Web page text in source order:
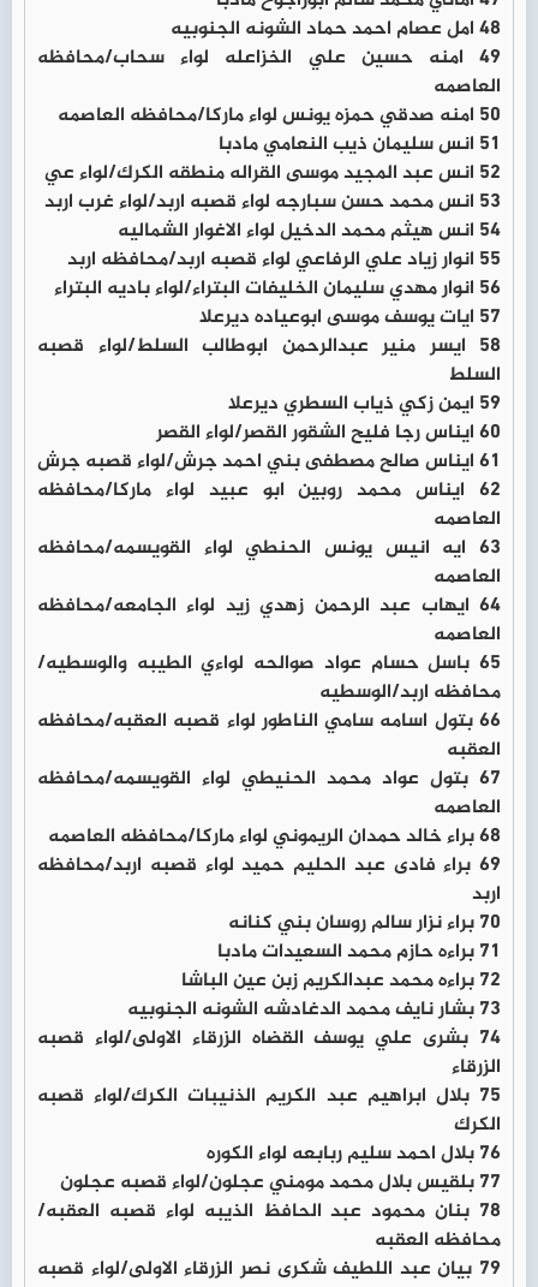
48 امل عصام احمد حماد الشونه الجنوبيه
49 امنه حسين علي الخزاعله لواء سحاب/محافظه
العاصمه
50 امنه صدقي حمزه يونس لواء ماركا/محافظه العاصمه
51 انس سليمان ذيب النعامي مادبا
52 انس عبد المجيد موسى القراله منطقه الكرك/لواء عي
53 انس محمد حسن سبارجه لواء قصبه اربد/لواء غرب اربد
54 انس هيثم محمد الدخيل لواء الاغوار الشماليه
55 انوار زياد علي الرفاعي لواء قصبه اربد/محافظه اربد
56 انوار مهدي سليمان الخليفات البتراء/لواء باديه البتراء
57 ايات يوسف موسى ابوعياده ديرعلا
58 ايسر منير عبدالرحمن ابوطالب السلط/لواء قصبه
السلط
59 ايمن زكي ذياب السطري ديرعلا
60 ايناس رجا فليح الشقور القصر/لواء القصر
61 ايناس صالح مصطفى بني احمد جرش/لواء قصبه جرش
62 ايناس محمد روبين ابو عبيد لواء ماركا/محافظه
العاصمه
63 ايه انيس يونس الحنطي لواء القويسمه/محافظه
العاصمه
64 ايهاب عبد الرحمن زهدي زيد لواء الجامعه/محافظه
العاصمه
65 باسل حسام عواد صوالحه لواءي الطيبه والوسطيه/
محافظه اربد/الوسطيه
66 بتول اسامه سامي الناطور لواء قصبه العقبه/محافظه
العقبه
67 بتول عواد محمد الحنيطي لواء القويسمه/محافظه
العاصمه
68 براء خالد حمدان الريموني لواء ماركا/محافظه العاصمه
69 براء فادى عبد الحليم حميد لواء قصبه اربد/محافظه
اربد
70 براء نزار سالم روسان بني كنانه
71 براءه حازم محمد السعيدات مادبا
72 براءه محمد عبدالكريم زبن عين الباشا
73 بشار نايف محمد الدغادشه الشونه الجنوبيه
74 بشرى علي يوسف القضاه الزرقاء الاولى/لواء قصبه
الزرقاء
75 بلال ابراهيم عبد الكريم الذنيبات الكرك/لواء قصبه
الكرك
76 بلال احمد سليم ربابعه لواء الكوره
77 بلقيس بلال محمد مومني عجلون/لواء قصبه عجلون
78 بنان محمود عبد الحافظ الذيبه لواء قصبه العقبه/
محافظه العقبه
79 بيان عبد اللطيف شكرى نصر الزرقاء الاولى/لواء قصبه